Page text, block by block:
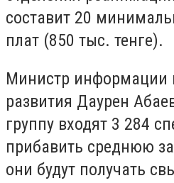
составит 20
плат (850 тыс. тенге).
Министр информации
развития Даурен
группу входят 3 284
прибавить среднюю
они будут получать